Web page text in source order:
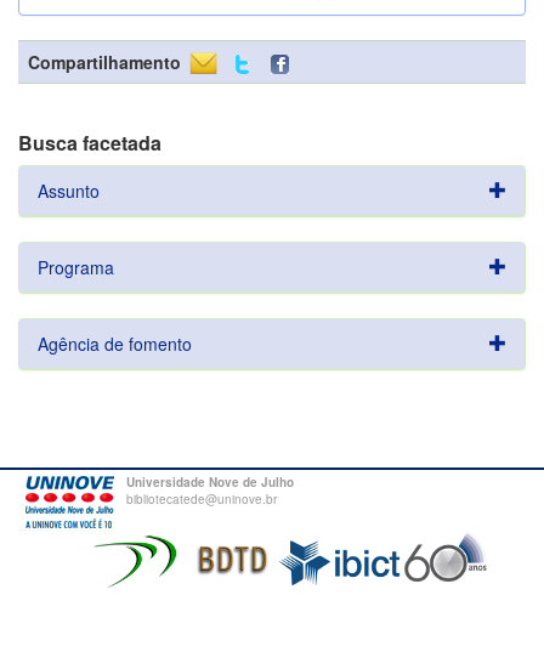
Compartilhamento
Busca facetada
Assunto
Programa
Agência de fomento
Universidade Nove de Julho
bibliotecatede@uninove.br